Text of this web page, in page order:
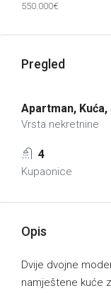
550.000€
Pregled
Apartman, Kuća,
Vrsta nekretnine
4
Kupaonice
Opis
Dvije dvojne
namještene kuće